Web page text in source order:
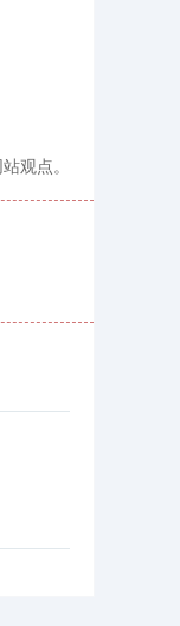
观点。